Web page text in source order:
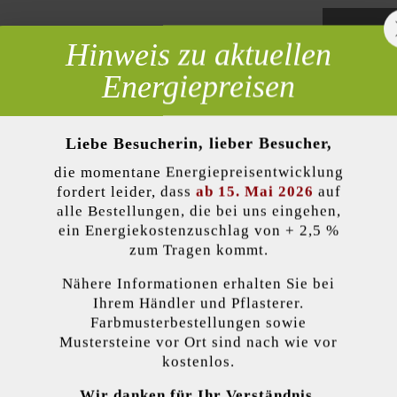
Produktbeschreibung
– wie auch der Gutshof MB24 bossiert – aus fünf Formaten,
werden können. Im Gegensatz zum bossierten Stein weist
helfen Mauern, die Fläche zu strukturieren und ihr
auf den Mauerstein Gutshof MB16 gespalten mit 16 cm
Farbe:
Cookies, um Ihnen die bestmögliche Funktionalität bieten zu können...
Hinweis zu aktuellen
Energiepreisen
Liebe Besucherin, lieber Besucher,
die momentane Energiepreisentwicklung
fordert leider, dass ab 15. Mai 2026 auf
alle Bestellungen, die bei uns eingehen,
ein Energiekostenzuschlag von + 2,5 %
zum Tragen kommt.
Nähere Informationen erhalten Sie bei
Ihrem Händler und Pflasterer.
Farbmusterbestellungen sowie
Mustersteine vor Ort sind nach wie vor
kostenlos.